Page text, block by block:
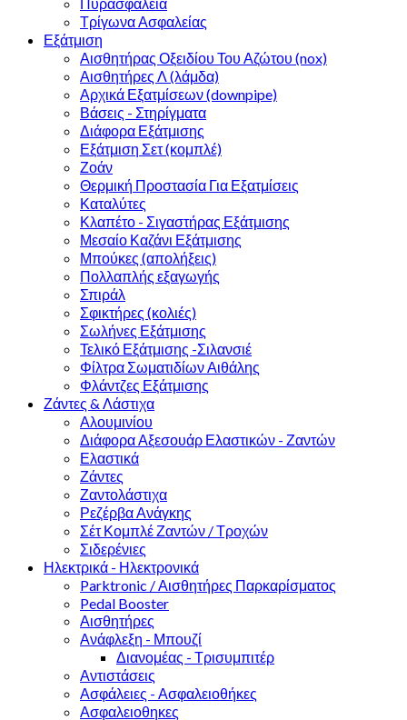
Πυρασφάλεια
Τρίγωνα Ασφαλείας
Εξάτμιση
Αισθητήρας Οξειδίου Του Αζώτου (nox)
Αισθητήρες Λ (λάμδα)
Αρχικά Εξατμίσεων (downpipe)
Βάσεις - Στηρίγματα
Διάφορα Εξάτμισης
Εξάτμιση Σετ (κομπλέ)
Ζοάν
Θερμική Προστασία Για Εξατμίσεις
Καταλύτες
Κλαπέτο - Σιγαστήρας Εξάτμισης
Μεσαίο Καζάνι Εξάτμισης
Μπούκες (απολήξεις)
Πολλαπλής εξαγωγής
Σπιράλ
Σφικτήρες (κολιές)
Σωλήνες Εξάτμισης
Τελικό Εξάτμισης -Σιλανσιέ
Φίλτρα Σωματιδίων Αιθάλης
Φλάντζες Εξάτμισης
Ζάντες & Λάστιχα
Αλουμινίου
Διάφορα Αξεσουάρ Ελαστικών - Ζαντών
Ελαστικά
Ζάντες
Ζαντολάστιχα
Ρεζέρβα Ανάγκης
Σέτ Κομπλέ Ζαντών / Τροχών
Σιδερένιες
Ηλεκτρικά - Ηλεκτρονικά
Parktronic / Αισθητήρες Παρκαρίσματος
Pedal Booster
Αισθητήρες
Ανάφλεξη - Μπουζί
Διανομέας - Τρισυμπιτέρ
Αντιστάσεις
Ασφάλειες - Ασφαλειοθήκες
Ασφαλειοθηκες